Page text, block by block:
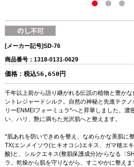
[メーカー記号]SD-76
商品番号：1318-0131-0629
価格： 税込56,650円
千年以上前から語り継がれる伝説の植物と豊か
ントレジャードシルク。自然の神秘と先進テク
リーENMEIフォーミュラ*へと昇華しました。濃
い、ハリ、艶に満ちた光沢肌へと整えます。
*肌あれを防いできめを整え、なめらかな美肌に
TX(エンメイソウ(ヒキオコシ)エキス、ガマ穂エ
酸)と、シルクエキス(整肌保護成分)からなる〈
ラ。乾燥から肌を守りながら、すこやかに整えま